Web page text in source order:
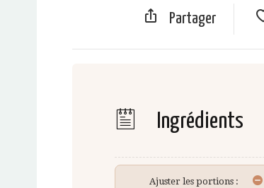
Partager
Ingrédients
Ajuster les portions :